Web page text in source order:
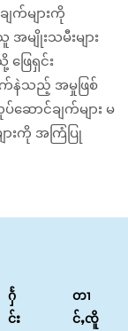
ျက်များကို
မျိုးသမီးများ
ြေရှင်း
နဲသည့် အမှုဖြစ်
ဆောင်ချက်များ မ
းကို အကြံပြု
ႁႅ
င်း
တၢ
င်ႇၸိူ